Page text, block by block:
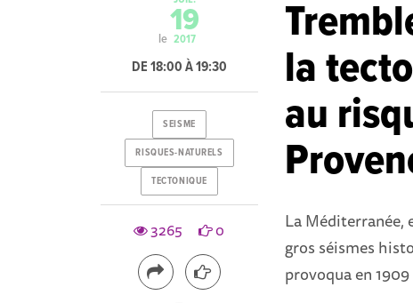
la
au
La Méditerranée,
gros séismes
provoqua en
le19
2017
DE 18:00 À 19:30
SEISME
RISQUES-NATURELS
TECTONIQUE
3265 0